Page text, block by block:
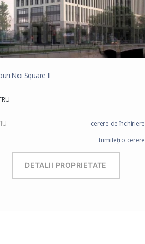
Noi Square II
cerere de închiriere
trimiteți o cerere
DETALII PROPRIETATE